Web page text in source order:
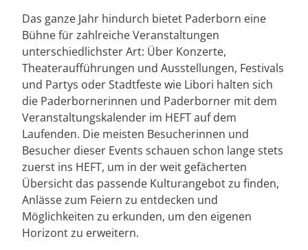
Das ganze Jahr hindurch bietet Paderborn eine
Bühne für zahlreiche Veranstaltungen
unterschiedlichster Art: Über Konzerte,
Theateraufführungen und Ausstellungen, Festivals
und Partys oder Stadtfeste wie Libori halten sich
die Paderbornerinnen und Paderborner mit dem
Veranstaltungskalender im HEFT auf dem
Laufenden. Die meisten Besucherinnen und
Besucher dieser Events schauen schon lange stets
zuerst ins HEFT, um in der weit gefächerten
Übersicht das passende Kulturangebot zu finden,
Anlässe zum Feiern zu entdecken und
Möglichkeiten zu erkunden, um den eigenen
Horizont zu erweitern.